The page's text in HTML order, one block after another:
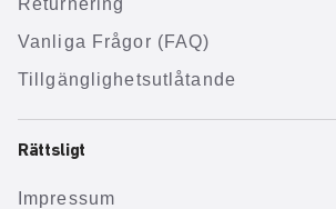
Returnering
Vanliga Frågor (FAQ)
Tillgänglighetsutlåtande
Rättsligt
Impressum